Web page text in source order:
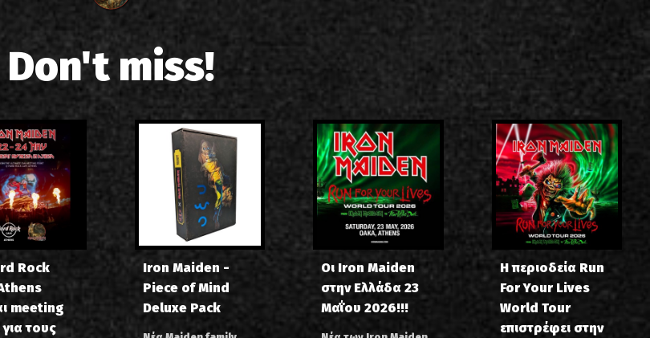
Don't miss!
Rock
meeting
τους
Iron Maiden -
Piece of Mind
Deluxe Pack
Οι Iron Maiden
στην Ελλάδα 23
Μαΐου 2026!!!
Η περιοδεία Run
For Your Lives
World Tour
επιστρέφει στην